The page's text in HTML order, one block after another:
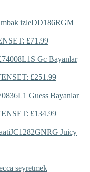
DD186RGM
£71.99
Gc Bayanlar
£251.99
Guess Bayanlar
£134.99
JC1282GNRG Juicy